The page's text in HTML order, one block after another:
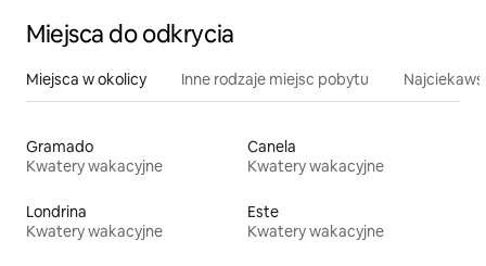
Miejsca do odkrycia
Miejsca w okolicy Inne rodzaje miejsc pobytu
Gramado
Kwatery wakacyjne
Canela
Kwatery wakacyjne
Londrina
Kwatery wakacyjne
Este
Kwatery wakacyjne